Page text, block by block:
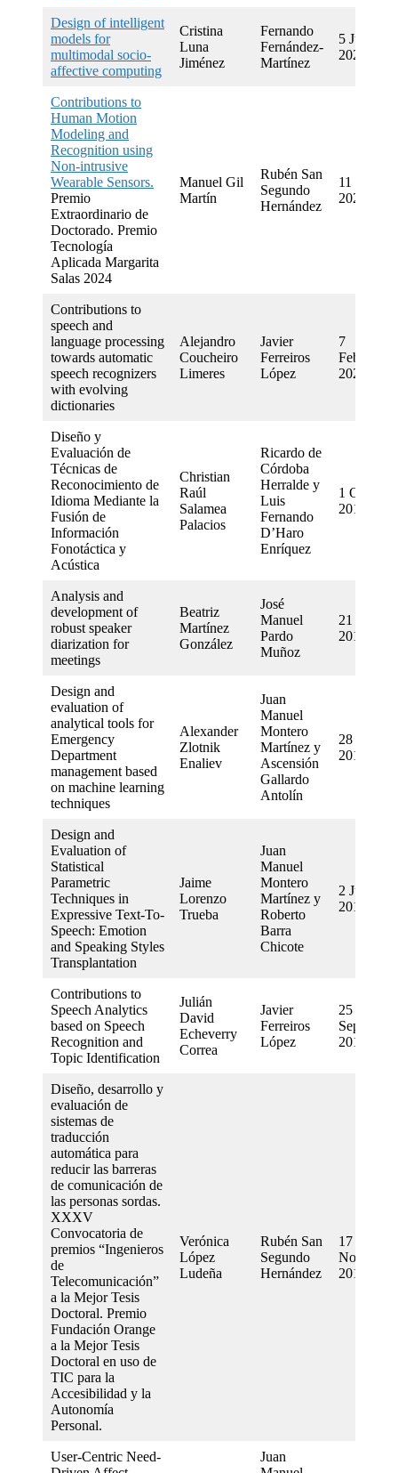
Design of intelligent
models for
multimodal socio-
affective computing
Cristina
Luna
Jiménez
Fernando
Fernández-
Martínez
5 June
2023
Contributions to
Human Motion
Modeling and
Recognition using
Non-intrusive
Wearable Sensors.
Premio
Extraordinario de
Doctorado. Premio
Tecnología
Aplicada Margarita
Salas 2024
Manuel Gil
Martín
Rubén San
Segundo
Hernández
11 May
2022
Contributions to
speech and
language processing
towards automatic
speech recognizers
with evolving
dictionaries
Alejandro
Coucheiro
Limeres
Javier
Ferreiros
López
7
February
2020
Diseño y
Evaluación de
Técnicas de
Reconocimiento de
Idioma Mediante la
Fusión de
Información
Fonotáctica y
Acústica
Christian
Raúl
Salamea
Palacios
Ricardo de
Córdoba
Herralde y
Luis
Fernando
D’Haro
Enríquez
1 October
2018
Analysis and
development of
robust speaker
diarization for
meetings
Beatriz
Martínez
González
José
Manuel
Pardo
Muñoz
21 July
2017
Design and
evaluation of
analytical tools for
Emergency
Department
management based
on machine learning
techniques
Alexander
Zlotnik
Enaliev
Juan
Manuel
Montero
Martínez y
Ascensión
Gallardo
Antolín
28 June
2016
Design and
Evaluation of
Statistical
Parametric
Techniques in
Expressive Text-To-
Speech: Emotion
and Speaking Styles
Transplantation
Jaime
Lorenzo
Trueba
Juan
Manuel
Montero
Martínez y
Roberto
Barra
Chicote
2 June
2016
Contributions to
Speech Analytics
based on Speech
Recognition and
Topic Identification
Julián
David
Echeverry
Correa
Javier
Ferreiros
López
25
September
2015
Diseño, desarrollo y
evaluación de
sistemas de
traducción
automática para
reducir las barreras
de comunicación de
las personas sordas.
XXXV
Convocatoria de
premios “Ingenieros
de
Telecomunicación”
a la Mejor Tesis
Doctoral. Premio
Fundación Orange
a la Mejor Tesis
Doctoral en uso de
TIC para la
Accesibilidad y la
Autonomía
Personal.
Verónica
López
Ludeña
Rubén San
Segundo
Hernández
17
November
2014
User-Centric Need-
Juan